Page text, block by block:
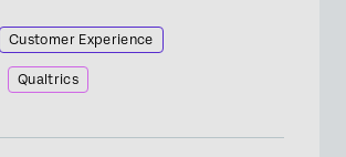
Customer Experience
Qualtrics